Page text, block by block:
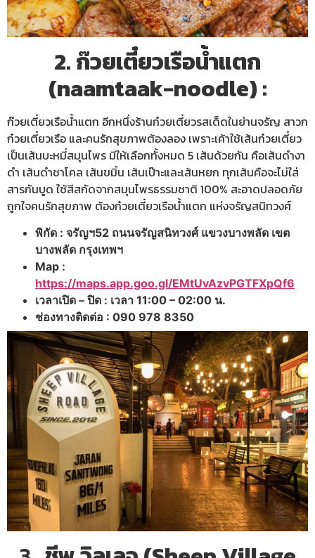
2. ก๊วยเตี๋ยวเรือน้ำแตก
(naamtaak-noodle) :
ก๊วยเตี๋ยวเรือน้ำแตก อีกหนึ่งร้านก๋วยเตี๋ยวรสเด็ดในย่านจรัญ สาวก
ก๋วยเตี๋ยวเรือ และคนรักสุขภาพต้องลอง เพราะเค้าใช้เส้นก๋วยเตี๋ยว
เป็นเส้นบะหมี่สมุนไพร มีให้เลือกทั้งหมด 5 เส้นด้วยกัน คือเส้นดำงา
ดำ เส้นดำชาโคล เส้นขมิ้น เส้นเป๊าะและเส้นหยก ทุกเส้นคือจะไม่ใส่
สารกันบูด ใช้สีสกัดจากสมุนไพรธรรมชาติ 100% สะอาดปลอดภัย
ถูกใจคนรักสุขภาพ ต้องก๋วยเตี๋ยวเรือน้ำแตก แห่งจรัญสนิทวงศ์
พิกัด : จรัญฯ52 ถนนจรัญสนิทวงศ์ แขวงบางพลัด เขต
บางพลัด กรุงเทพฯ
Map :
https://maps.app.goo.gl/EMtUvAzvPGTFXpQf6
เวลาเปิด – ปิด : เวลา 11:00 – 02:00 น.
ช่องทางติดต่อ : 090 978 8350